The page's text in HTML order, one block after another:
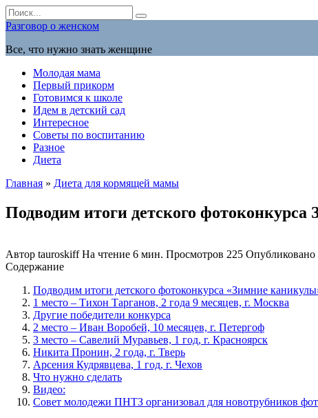
Перейти
к
содержанию
Search
for:
Разговор о женском
Все, что нужно знать женщине
Молодая мама
Первый прикорм
Готовимся к школе
Идем в детский сад
Интересное
Советы по воспитанию
Разное
Диета
Главная » Диета для кормящей мамы
Подводим итоги детского
Автор tauroskiff На чтение 6 мин. Просмотров 225 Опубликовано
Содержание
Подводим итоги детского фотоконкурса «Зимние
1 место – Тихон Тарганов, 2 года 9 месяцев, г. Москва
Другие победители конкурса
2 место – Иван Воробей, 10 месяцев, г. Петергоф
3 место – Савелий Муравьев, 1 год, г. Красноярск
Никита Пронин, 2 года, г. Тверь
Арсения Кудрявцева, 1 год, г. Чехов
Что нужно сделать
Видео:
Совет молодежи ПНТЗ организовал для новотрубников